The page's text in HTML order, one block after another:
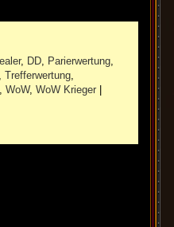
, DD Parierwertung
Trefferwertung
WoW, WoW Krieger |